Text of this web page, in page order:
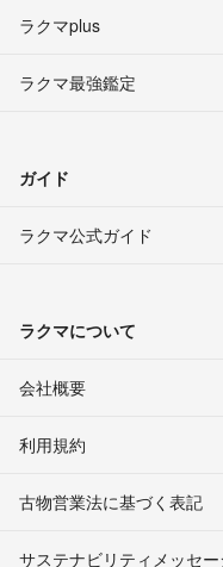
ラクマplus
ラクマ最強鑑定
ガイド
ラクマ公式ガイド
ラクマについて
会社概要
利用規約
古物営業法に基づく表記
サステナビリティメッセー